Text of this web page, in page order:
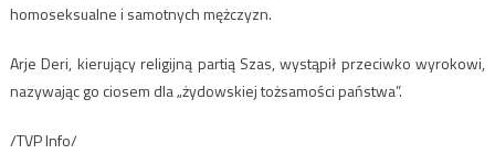
homoseksualne i samotnych mężczyzn.
Arje Deri, kierujący religijną partią Szas, wystąpił przeciwko wyrokowi,
nazywając go ciosem dla „żydowskiej tożsamości państwa”.
/TVP Info/